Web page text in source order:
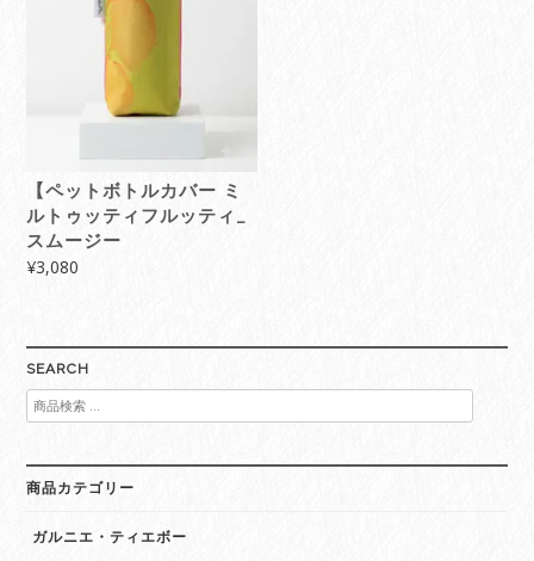
【ペットボトルカバー ミ
ルトゥッティフルッティ_
スムージー
¥3,080
SEARCH
検
索
象:
商品カテゴリー
ガルニエ・ティエボー